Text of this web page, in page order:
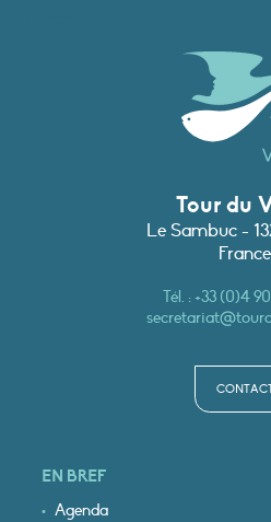
Tour du
Le Sambuc -
France
Tél. : +33 (0)4
EN BREF
Agenda